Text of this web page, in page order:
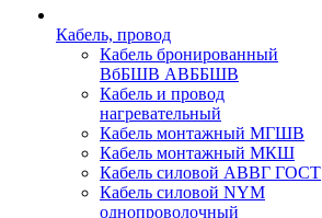
Кабель, провод
Кабель бронированный
ВбБШВ АВББШВ
Кабель и провод
нагревательный
Кабель монтажный МГШВ
Кабель монтажный МКШ
Кабель силовой АВВГ ГОСТ
Кабель силовой NYM
однопроволочный